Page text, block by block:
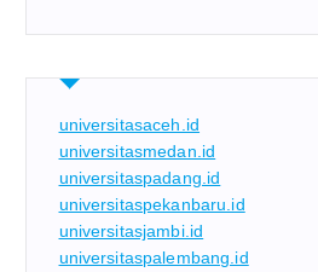
universitasaceh.id
universitasmedan.id
universitaspadang.id
universitaspekanbaru.id
universitasjambi.id
universitaspalembang.id